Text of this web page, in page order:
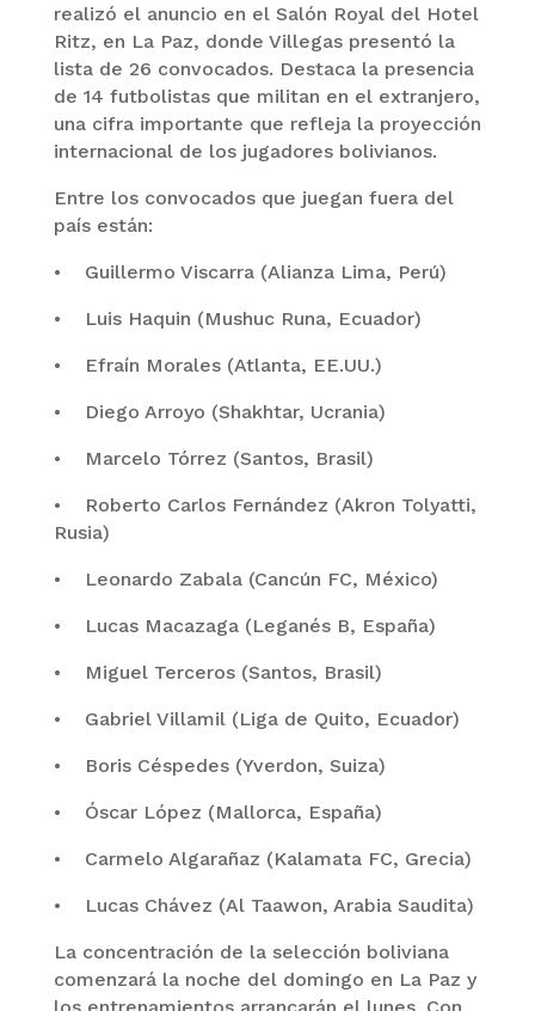
realizó el anuncio en el Salón Royal del Hotel
Ritz, en La Paz, donde Villegas presentó la
lista de 26 convocados. Destaca la presencia
de 14 futbolistas que militan en el extranjero,
una cifra importante que refleja la proyección
internacional de los jugadores bolivianos.
Entre los convocados que juegan fuera del
país están:
• Guillermo Viscarra (Alianza Lima, Perú)
• Luis Haquin (Mushuc Runa, Ecuador)
• Efraín Morales (Atlanta, EE.UU.)
• Diego Arroyo (Shakhtar, Ucrania)
• Marcelo Tórrez (Santos, Brasil)
• Roberto Carlos Fernández (Akron Tolyatti,
Rusia)
• Leonardo Zabala (Cancún FC, México)
• Lucas Macazaga (Leganés B, España)
• Miguel Terceros (Santos, Brasil)
• Gabriel Villamil (Liga de Quito, Ecuador)
• Boris Céspedes (Yverdon, Suiza)
• Óscar López (Mallorca, España)
• Carmelo Algarañaz (Kalamata FC, Grecia)
• Lucas Chávez (Al Taawon, Arabia Saudita)
La concentración de la selección boliviana
comenzará la noche del domingo en La Paz y